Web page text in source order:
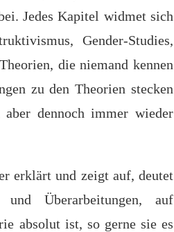
Jedes Kapitel widmet sich
Gender-Studies,
die niemand kennen
zu den Theorien stecken
dennoch immer wieder
erklärt und zeigt auf, deutet
Überarbeitungen, auf
absolut ist, so gerne sie es